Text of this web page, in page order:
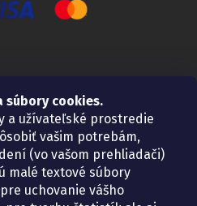
súbory cookies.
a užívateľské prostredie
vašim potrebám,
(vo vašom prehliadači)
malé textové súbory
uchovanie vášho